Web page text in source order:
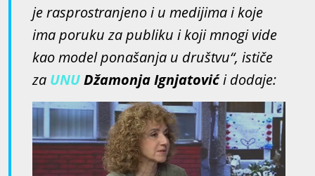
je rasprostranjeno i u medijima i koje
ima poruku za publiku i koji mnogi vide
kao model ponašanja u društvu“, ističe
za UNUDžamonja Ignjatovići dodaje: